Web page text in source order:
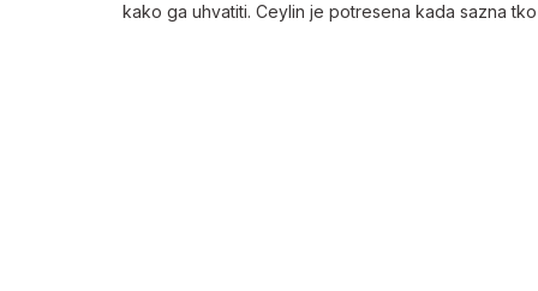
kako ga uhvatiti. Ceylin je potresena kada sazna